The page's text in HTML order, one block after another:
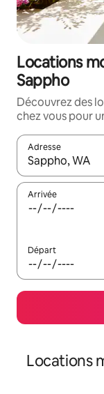
Locations
Sappho
Découvrez des
chez vous pour
Adresse
Lorsque les
Arrivée
Départ
Locations